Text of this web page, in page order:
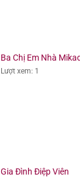
Ba Chị Em Nhà
Lượt xem: 1
Gia Đình Điệp Viên